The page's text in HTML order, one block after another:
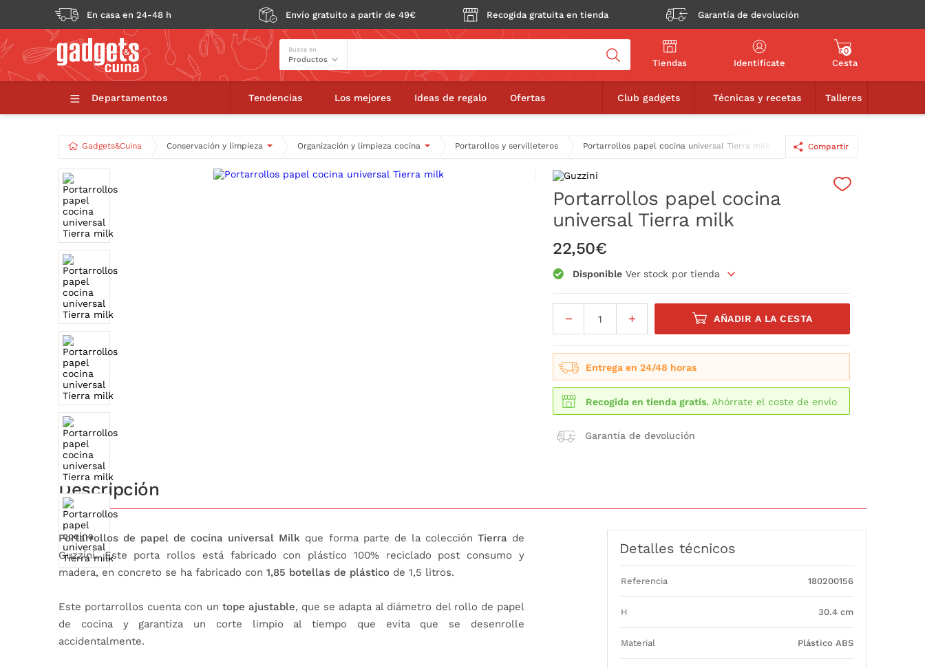
En casa en 24-48 h Envío gratuito a partir de 49€ Recogida gratuita en tienda Garantía de devolución
Busca en
Tiendas Identifícate
0
Cesta
Departamentos Tendencias Los mejores Ideas de regalo Ofertas Club gadgets Técnicas y recetas Talleres
Gadgets&Cuina Conservación y limpieza Organización y limpieza cocina Portarollos y servilleteros Portarrollos papel cocina universal Tierra milk
Portarrollos papel cocina universal Tierra milk
Portarrollos papel cocina
universal Tierra milk
22,50€
Disponible Ver stock por tienda
AÑADIR A LA CESTA
Entrega en 24/48 horas
Recogida en tienda gratis. Ahórrate el coste de envío
Garantía de devolución
Compartir
Descripción
Portarrollos de papel de cocina universal Milk que forma parte de la colección Tierrade
Guzzini. Este porta rollos está fabricado con plástico 100% reciclado post consumo y
madera, en concreto se ha fabricado con 1,85 botellas de plástico de 1,5 litros.
Este portarrollos cuenta con un tope ajustable, que se adapta al diámetro del rollo de papel
de cocina y garantiza un corte limpio al tiempo que evita que se desenrolle
accidentalmente.
Detalles técnicos
Referencia 180200156
H 30.4 cm
Material Plástico ABS